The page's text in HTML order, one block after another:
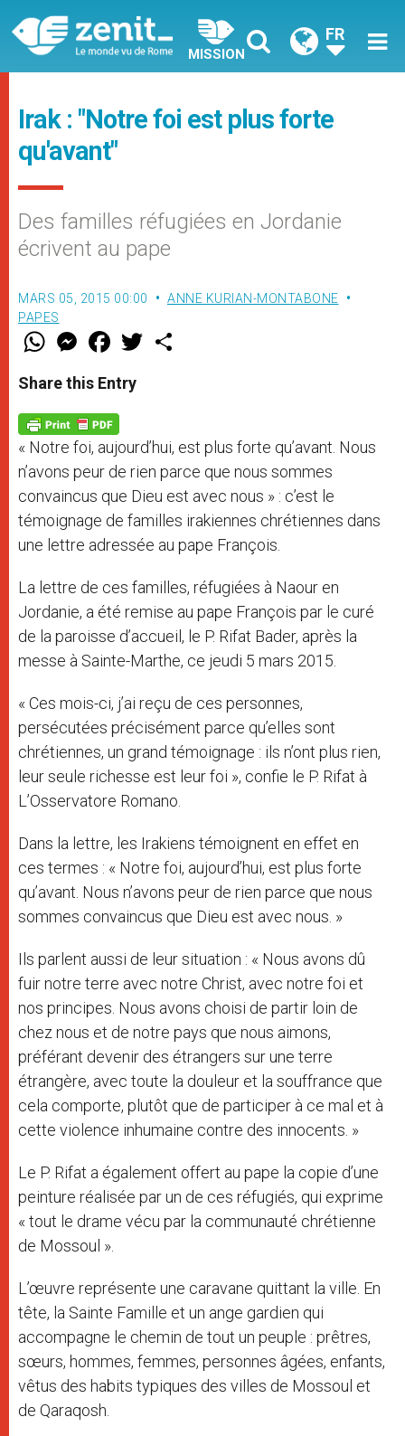
MISSION
FR
Irak : "Notre foi est plus forte
qu'avant"
Des familles réfugiées en Jordanie
écrivent au pape
MARS 05, 2015 00:00
ANNE KURIAN-MONTABONE
PAPES
W
t
s
p
p
M
e
s
e
g
e
r
F
a
e
b
o
k
w
Share this Entry
« Notre foi, aujourd’hui, est plus forte qu’avant. Nous
n’avons peur de rien parce que nous sommes
convaincus que Dieu est avec nous » : c’est le
témoignage de familles irakiennes chrétiennes dans
une lettre adressée au pape François.
La lettre de ces familles, réfugiées à Naour en
Jordanie, a été remise au pape François par le curé
de la paroisse d’accueil, le P. Rifat Bader, après la
messe à Sainte-Marthe, ce jeudi 5 mars 2015.
« Ces mois-ci, j’ai reçu de ces personnes,
persécutées précisément parce qu’elles sont
chrétiennes, un grand témoignage : ils n’ont plus rien,
leur seule richesse est leur foi », confie le P. Rifat à
L’Osservatore Romano.
Dans la lettre, les Irakiens témoignent en effet en
ces termes : « Notre foi, aujourd’hui, est plus forte
qu’avant. Nous n’avons peur de rien parce que nous
sommes convaincus que Dieu est avec nous. »
Ils parlent aussi de leur situation : « Nous avons dû
fuir notre terre avec notre Christ, avec notre foi et
nos principes. Nous avons choisi de partir loin de
chez nous et de notre pays que nous aimons,
préférant devenir des étrangers sur une terre
étrangère, avec toute la douleur et la souffrance que
cela comporte, plutôt que de participer à ce mal et à
cette violence inhumaine contre des innocents. »
Le P. Rifat a également offert au pape la copie d’une
peinture réalisée par un de ces réfugiés, qui exprime
« tout le drame vécu par la communauté chrétienne
de Mossoul ».
L’œuvre représente une caravane quittant la ville. En
tête, la Sainte Famille et un ange gardien qui
accompagne le chemin de tout un peuple : prêtres,
sœurs, hommes, femmes, personnes âgées, enfants,
vêtus des habits typiques des villes de Mossoul et
de Qaraqosh.